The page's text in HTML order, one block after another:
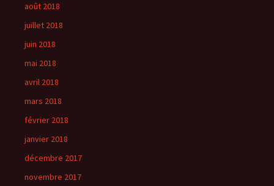
août 2018
juillet 2018
juin 2018
mai 2018
avril 2018
mars 2018
février 2018
janvier 2018
décembre 2017
novembre 2017